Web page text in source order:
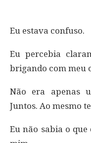
Eu estava confuso.
Eu percebia
brigando com meu
Não era apenas
Juntos. Ao mesmo
Eu não sabia o que